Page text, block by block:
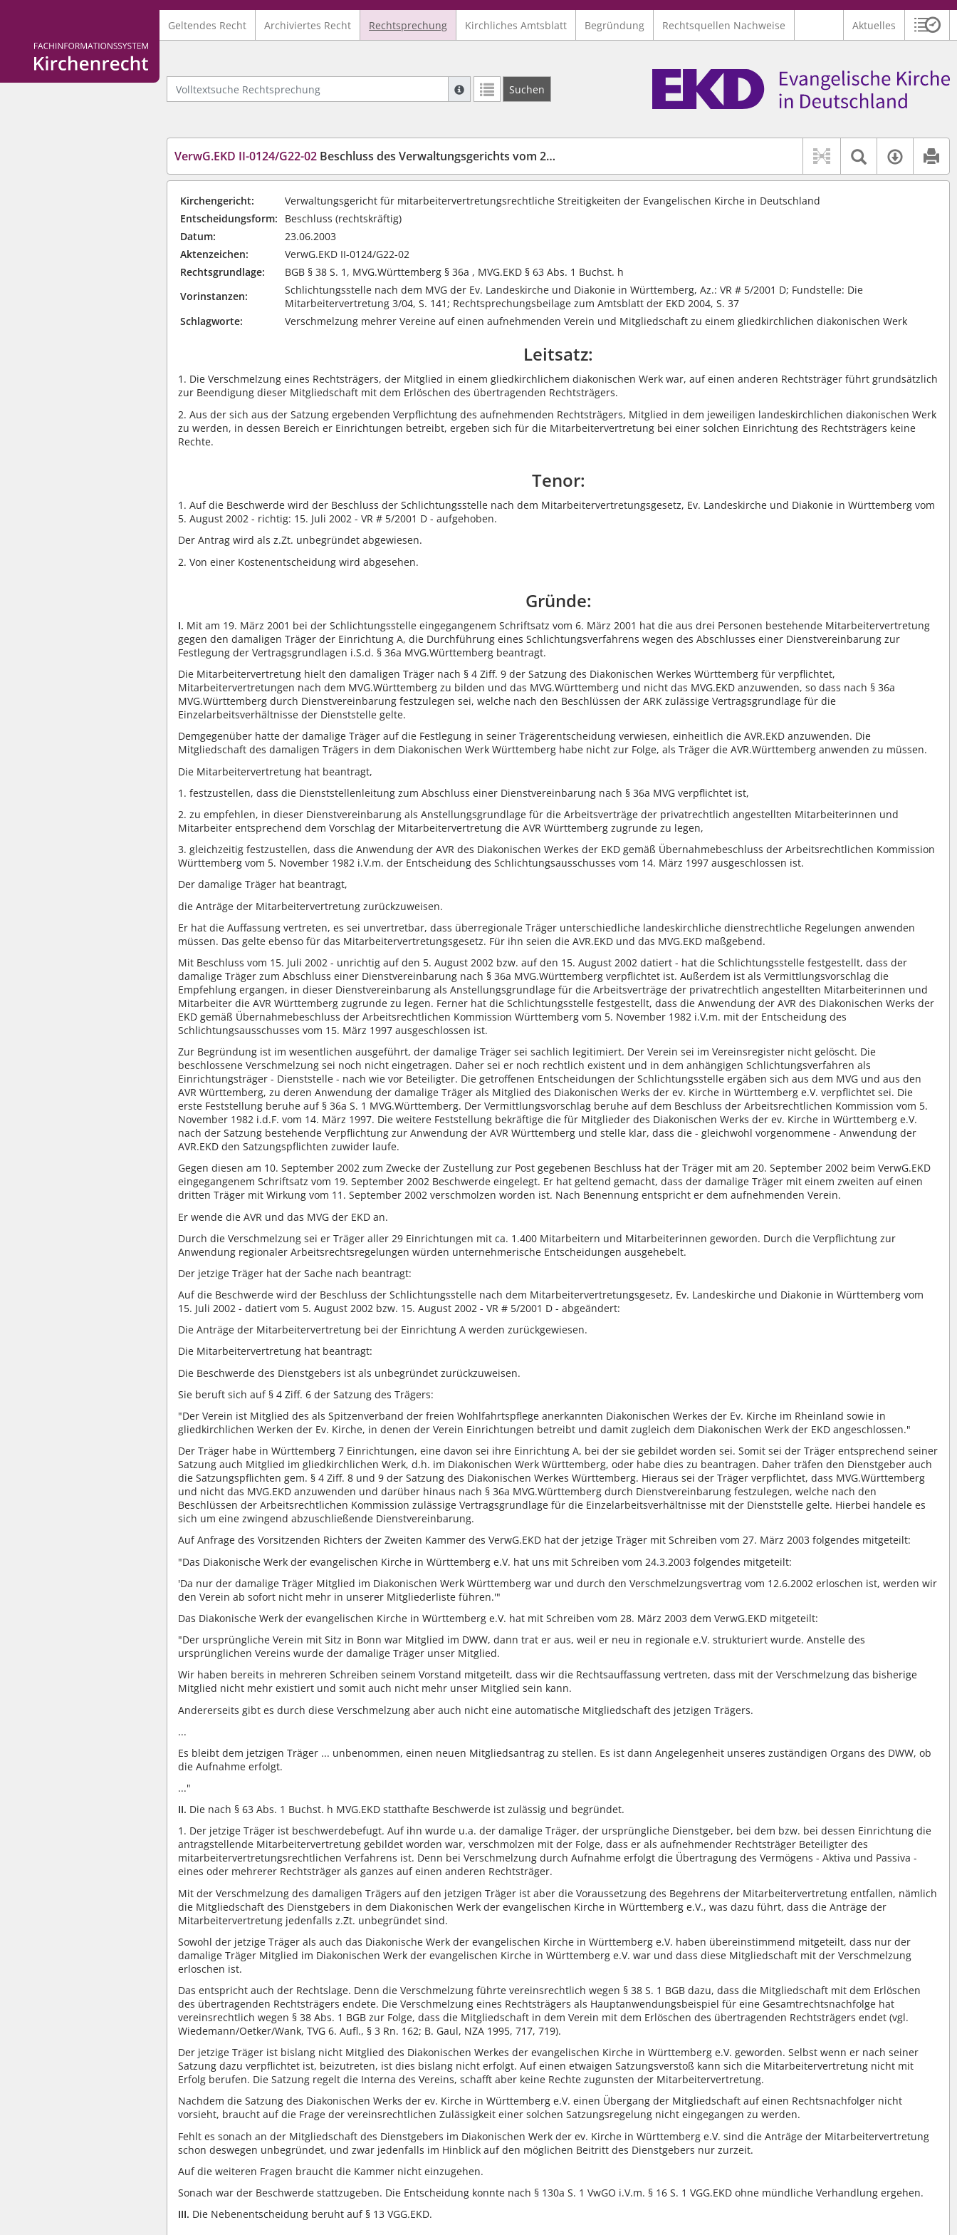
Logo Fachinformationssystem Kirchenrecht
Geltendes Recht Archiviertes Recht Rechtsprechung Kirchliches Amtsblatt Begründung Rechtsquellen Nachweise Aktuelles
Volltextsuche Rechtsprechung
Suche mit Platzhalter "*", Bsp. Pfarrer*, findet auch: "Pfarrerinitiative" oder "Pfarrerausschuss".
Weitere Suchoperatoren finden Sie in unserer Hilfe.
Suchen
VerwG.EKD II-0124/G22-02 Beschluss des Verwaltungsgerichts vom 23.6.2003 Textsuche
Kirchengericht:
Verwaltungsgericht für mitarbeitervertretungsrechtliche Streitigkeiten der Evangelischen Kirche in Deutschland
Entscheidungsform:
Beschluss (rechtskräftig)
Datum:
23.06.2003
Aktenzeichen:
VerwG.EKD II-0124/G22-02
Rechtsgrundlage:
BGB § 38 S. 1, MVG.Württemberg § 36a , MVG.EKD § 63 Abs. 1 Buchst. h
Vorinstanzen:
Schlichtungsstelle nach dem MVG der Ev. Landeskirche und Diakonie in Württemberg, Az.: VR # 5/2001 D; Fundstelle: Die
Mitarbeitervertretung 3/04, S. 141; Rechtsprechungsbeilage zum Amtsblatt der EKD 2004, S. 37
Schlagworte:
Verschmelzung mehrer Vereine auf einen aufnehmenden Verein und Mitgliedschaft zu einem gliedkirchlichen diakonischen Werk
Leitsatz:
1. Die Verschmelzung eines Rechtsträgers, der Mitglied in einem gliedkirchlichem diakonischen Werk war, auf einen anderen Rechtsträger führt grundsätzlich
zur Beendigung dieser Mitgliedschaft mit dem Erlöschen des übertragenden Rechtsträgers.
2. Aus der sich aus der Satzung ergebenden Verpflichtung des aufnehmenden Rechtsträgers, Mitglied in dem jeweiligen landeskirchlichen diakonischen Werk
zu werden, in dessen Bereich er Einrichtungen betreibt, ergeben sich für die Mitarbeitervertretung bei einer solchen Einrichtung des Rechtsträgers keine
Rechte.
Tenor:
1. Auf die Beschwerde wird der Beschluss der Schlichtungsstelle nach dem Mitarbeitervertretungsgesetz, Ev. Landeskirche und Diakonie in Württemberg vom
5. August 2002 - richtig: 15. Juli 2002 - VR # 5/2001 D - aufgehoben.
Der Antrag wird als z.Zt. unbegründet abgewiesen.
2. Von einer Kostenentscheidung wird abgesehen.
Gründe:
I. Mit am 19. März 2001 bei der Schlichtungsstelle eingegangenem Schriftsatz vom 6. März 2001 hat die aus drei Personen bestehende Mitarbeitervertretung
gegen den damaligen Träger der Einrichtung A, die Durchführung eines Schlichtungsverfahrens wegen des Abschlusses einer Dienstvereinbarung zur
Festlegung der Vertragsgrundlagen i.S.d. § 36a MVG.Württemberg beantragt.
Die Mitarbeitervertretung hielt den damaligen Träger nach § 4 Ziff. 9 der Satzung des Diakonischen Werkes Württemberg für verpflichtet,
Mitarbeitervertretungen nach dem MVG.Württemberg zu bilden und das MVG.Württemberg und nicht das MVG.EKD anzuwenden, so dass nach § 36a
MVG.Württemberg durch Dienstvereinbarung festzulegen sei, welche nach den Beschlüssen der ARK zulässige Vertragsgrundlage für die
Einzelarbeitsverhältnisse der Dienststelle gelte.
Demgegenüber hatte der damalige Träger auf die Festlegung in seiner Trägerentscheidung verwiesen, einheitlich die AVR.EKD anzuwenden. Die
Mitgliedschaft des damaligen Trägers in dem Diakonischen Werk Württemberg habe nicht zur Folge, als Träger die AVR.Württemberg anwenden zu müssen.
Die Mitarbeitervertretung hat beantragt,
1. festzustellen, dass die Dienststellenleitung zum Abschluss einer Dienstvereinbarung nach § 36a MVG verpflichtet ist,
2. zu empfehlen, in dieser Dienstvereinbarung als Anstellungsgrundlage für die Arbeitsverträge der privatrechtlich angestellten Mitarbeiterinnen und
Mitarbeiter entsprechend dem Vorschlag der Mitarbeitervertretung die AVR Württemberg zugrunde zu legen,
3. gleichzeitig festzustellen, dass die Anwendung der AVR des Diakonischen Werkes der EKD gemäß Übernahmebeschluss der Arbeitsrechtlichen Kommission
Württemberg vom 5. November 1982 i.V.m. der Entscheidung des Schlichtungsausschusses vom 14. März 1997 ausgeschlossen ist.
Der damalige Träger hat beantragt,
die Anträge der Mitarbeitervertretung zurückzuweisen.
Er hat die Auffassung vertreten, es sei unvertretbar, dass überregionale Träger unterschiedliche landeskirchliche dienstrechtliche Regelungen anwenden
müssen. Das gelte ebenso für das Mitarbeitervertretungsgesetz. Für ihn seien die AVR.EKD und das MVG.EKD maßgebend.
Mit Beschluss vom 15. Juli 2002 - unrichtig auf den 5. August 2002 bzw. auf den 15. August 2002 datiert - hat die Schlichtungsstelle festgestellt, dass der
damalige Träger zum Abschluss einer Dienstvereinbarung nach § 36a MVG.Württemberg verpflichtet ist. Außerdem ist als Vermittlungsvorschlag die
Empfehlung ergangen, in dieser Dienstvereinbarung als Anstellungsgrundlage für die Arbeitsverträge der privatrechtlich angestellten Mitarbeiterinnen und
Mitarbeiter die AVR Württemberg zugrunde zu legen. Ferner hat die Schlichtungsstelle festgestellt, dass die Anwendung der AVR des Diakonischen Werks der
EKD gemäß Übernahmebeschluss der Arbeitsrechtlichen Kommission Württemberg vom 5. November 1982 i.V.m. mit der Entscheidung des
Schlichtungsausschusses vom 15. März 1997 ausgeschlossen ist.
Zur Begründung ist im wesentlichen ausgeführt, der damalige Träger sei sachlich legitimiert. Der Verein sei im Vereinsregister nicht gelöscht. Die
beschlossene Verschmelzung sei noch nicht eingetragen. Daher sei er noch rechtlich existent und in dem anhängigen Schlichtungsverfahren als
Einrichtungsträger - Dienststelle - nach wie vor Beteiligter. Die getroffenen Entscheidungen der Schlichtungsstelle ergäben sich aus dem MVG und aus den
AVR Württemberg, zu deren Anwendung der damalige Träger als Mitglied des Diakonischen Werks der ev. Kirche in Württemberg e.V. verpflichtet sei. Die
erste Feststellung beruhe auf § 36a S. 1 MVG.Württemberg. Der Vermittlungsvorschlag beruhe auf dem Beschluss der Arbeitsrechtlichen Kommission vom 5.
November 1982 i.d.F. vom 14. März 1997. Die weitere Feststellung bekräftige die für Mitglieder des Diakonischen Werks der ev. Kirche in Württemberg e.V.
nach der Satzung bestehende Verpflichtung zur Anwendung der AVR Württemberg und stelle klar, dass die - gleichwohl vorgenommene - Anwendung der
AVR.EKD den Satzungspflichten zuwider laufe.
Gegen diesen am 10. September 2002 zum Zwecke der Zustellung zur Post gegebenen Beschluss hat der Träger mit am 20. September 2002 beim VerwG.EKD
eingegangenem Schriftsatz vom 19. September 2002 Beschwerde eingelegt. Er hat geltend gemacht, dass der damalige Träger mit einem zweiten auf einen
dritten Träger mit Wirkung vom 11. September 2002 verschmolzen worden ist. Nach Benennung entspricht er dem aufnehmenden Verein.
Er wende die AVR und das MVG der EKD an.
Durch die Verschmelzung sei er Träger aller 29 Einrichtungen mit ca. 1.400 Mitarbeitern und Mitarbeiterinnen geworden. Durch die Verpflichtung zur
Anwendung regionaler Arbeitsrechtsregelungen würden unternehmerische Entscheidungen ausgehebelt.
Der jetzige Träger hat der Sache nach beantragt:
Auf die Beschwerde wird der Beschluss der Schlichtungsstelle nach dem Mitarbeitervertretungsgesetz, Ev. Landeskirche und Diakonie in Württemberg vom
15. Juli 2002 - datiert vom 5. August 2002 bzw. 15. August 2002 - VR # 5/2001 D - abgeändert:
Die Anträge der Mitarbeitervertretung bei der Einrichtung A werden zurückgewiesen.
Die Mitarbeitervertretung hat beantragt:
Die Beschwerde des Dienstgebers ist als unbegründet zurückzuweisen.
Sie beruft sich auf § 4 Ziff. 6 der Satzung des Trägers:
"Der Verein ist Mitglied des als Spitzenverband der freien Wohlfahrtspflege anerkannten Diakonischen Werkes der Ev. Kirche im Rheinland sowie in
gliedkirchlichen Werken der Ev. Kirche, in denen der Verein Einrichtungen betreibt und damit zugleich dem Diakonischen Werk der EKD angeschlossen."
Der Träger habe in Württemberg 7 Einrichtungen, eine davon sei ihre Einrichtung A, bei der sie gebildet worden sei. Somit sei der Träger entsprechend seiner
Satzung auch Mitglied im gliedkirchlichen Werk, d.h. im Diakonischen Werk Württemberg, oder habe dies zu beantragen. Daher träfen den Dienstgeber auch
die Satzungspflichten gem. § 4 Ziff. 8 und 9 der Satzung des Diakonischen Werkes Württemberg. Hieraus sei der Träger verpflichtet, dass MVG.Württemberg
und nicht das MVG.EKD anzuwenden und darüber hinaus nach § 36a MVG.Württemberg durch Dienstvereinbarung festzulegen, welche nach den
Beschlüssen der Arbeitsrechtlichen Kommission zulässige Vertragsgrundlage für die Einzelarbeitsverhältnisse mit der Dienststelle gelte. Hierbei handele es
sich um eine zwingend abzuschließende Dienstvereinbarung.
Auf Anfrage des Vorsitzenden Richters der Zweiten Kammer des VerwG.EKD hat der jetzige Träger mit Schreiben vom 27. März 2003 folgendes mitgeteilt:
"Das Diakonische Werk der evangelischen Kirche in Württemberg e.V. hat uns mit Schreiben vom 24.3.2003 folgendes mitgeteilt:
'Da nur der damalige Träger Mitglied im Diakonischen Werk Württemberg war und durch den Verschmelzungsvertrag vom 12.6.2002 erloschen ist, werden wir
den Verein ab sofort nicht mehr in unserer Mitgliederliste führen.'"
Das Diakonische Werk der evangelischen Kirche in Württemberg e.V. hat mit Schreiben vom 28. März 2003 dem VerwG.EKD mitgeteilt:
"Der ursprüngliche Verein mit Sitz in Bonn war Mitglied im DWW, dann trat er aus, weil er neu in regionale e.V. strukturiert wurde. Anstelle des
ursprünglichen Vereins wurde der damalige Träger unser Mitglied.
Wir haben bereits in mehreren Schreiben seinem Vorstand mitgeteilt, dass wir die Rechtsauffassung vertreten, dass mit der Verschmelzung das bisherige
Mitglied nicht mehr existiert und somit auch nicht mehr unser Mitglied sein kann.
Andererseits gibt es durch diese Verschmelzung aber auch nicht eine automatische Mitgliedschaft des jetzigen Trägers.
...
Es bleibt dem jetzigen Träger ... unbenommen, einen neuen Mitgliedsantrag zu stellen. Es ist dann Angelegenheit unseres zuständigen Organs des DWW, ob
die Aufnahme erfolgt.
..."
II. Die nach § 63 Abs. 1 Buchst. h MVG.EKD statthafte Beschwerde ist zulässig und begründet.
1. Der jetzige Träger ist beschwerdebefugt. Auf ihn wurde u.a. der damalige Träger, der ursprüngliche Dienstgeber, bei dem bzw. bei dessen Einrichtung die
antragstellende Mitarbeitervertretung gebildet worden war, verschmolzen mit der Folge, dass er als aufnehmender Rechtsträger Beteiligter des
mitarbeitervertretungsrechtlichen Verfahrens ist. Denn bei Verschmelzung durch Aufnahme erfolgt die Übertragung des Vermögens - Aktiva und Passiva -
eines oder mehrerer Rechtsträger als ganzes auf einen anderen Rechtsträger.
Mit der Verschmelzung des damaligen Trägers auf den jetzigen Träger ist aber die Voraussetzung des Begehrens der Mitarbeitervertretung entfallen, nämlich
die Mitgliedschaft des Dienstgebers in dem Diakonischen Werk der evangelischen Kirche in Württemberg e.V., was dazu führt, dass die Anträge der
Mitarbeitervertretung jedenfalls z.Zt. unbegründet sind.
Sowohl der jetzige Träger als auch das Diakonische Werk der evangelischen Kirche in Württemberg e.V. haben übereinstimmend mitgeteilt, dass nur der
damalige Träger Mitglied im Diakonischen Werk der evangelischen Kirche in Württemberg e.V. war und dass diese Mitgliedschaft mit der Verschmelzung
erloschen ist.
Das entspricht auch der Rechtslage. Denn die Verschmelzung führte vereinsrechtlich wegen § 38 S. 1 BGB dazu, dass die Mitgliedschaft mit dem Erlöschen
des übertragenden Rechtsträgers endete. Die Verschmelzung eines Rechtsträgers als Hauptanwendungsbeispiel für eine Gesamtrechtsnachfolge hat
vereinsrechtlich wegen § 38 Abs. 1 BGB zur Folge, dass die Mitgliedschaft in dem Verein mit dem Erlöschen des übertragenden Rechtsträgers endet (vgl.
Wiedemann/Oetker/Wank, TVG 6. Aufl., § 3 Rn. 162; B. Gaul, NZA 1995, 717, 719).
Der jetzige Träger ist bislang nicht Mitglied des Diakonischen Werkes der evangelischen Kirche in Württemberg e.V. geworden. Selbst wenn er nach seiner
Satzung dazu verpflichtet ist, beizutreten, ist dies bislang nicht erfolgt. Auf einen etwaigen Satzungsverstoß kann sich die Mitarbeitervertretung nicht mit
Erfolg berufen. Die Satzung regelt die Interna des Vereins, schafft aber keine Rechte zugunsten der Mitarbeitervertretung.
Nachdem die Satzung des Diakonischen Werks der ev. Kirche in Württemberg e.V. einen Übergang der Mitgliedschaft auf einen Rechtsnachfolger nicht
vorsieht, braucht auf die Frage der vereinsrechtlichen Zulässigkeit einer solchen Satzungsregelung nicht eingegangen zu werden.
Fehlt es sonach an der Mitgliedschaft des Dienstgebers im Diakonischen Werk der ev. Kirche in Württemberg e.V. sind die Anträge der Mitarbeitervertretung
schon deswegen unbegründet, und zwar jedenfalls im Hinblick auf den möglichen Beitritt des Dienstgebers nur zurzeit.
Auf die weiteren Fragen braucht die Kammer nicht einzugehen.
Sonach war der Beschwerde stattzugeben. Die Entscheidung konnte nach § 130a S. 1 VwGO i.V.m. § 16 S. 1 VGG.EKD ohne mündliche Verhandlung ergehen.
III. Die Nebenentscheidung beruht auf § 13 VGG.EKD.